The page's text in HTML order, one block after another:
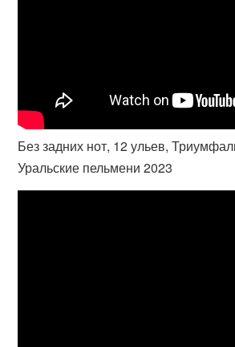
Без задних нот, 12 ульев,
Уральские пельмени 2023